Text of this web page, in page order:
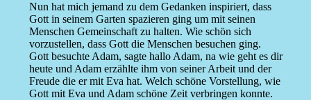
Nun hat mich jemand zu dem Gedanken inspiriert, dass
Gott in seinem Garten spazieren ging um mit seinen
Menschen Gemeinschaft zu halten. Wie schön sich
vorzustellen, dass Gott die Menschen besuchen ging.
Gott besuchte Adam, sagte hallo Adam, na wie geht es dir
heute und Adam erzählte ihm von seiner Arbeit und der
Freude die er mit Eva hat. Welch schöne Vorstellung, wie
Gott mit Eva und Adam schöne Zeit verbringen konnte.